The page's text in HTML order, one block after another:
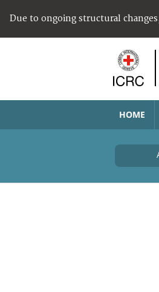
Due to ongoing structural
HOME